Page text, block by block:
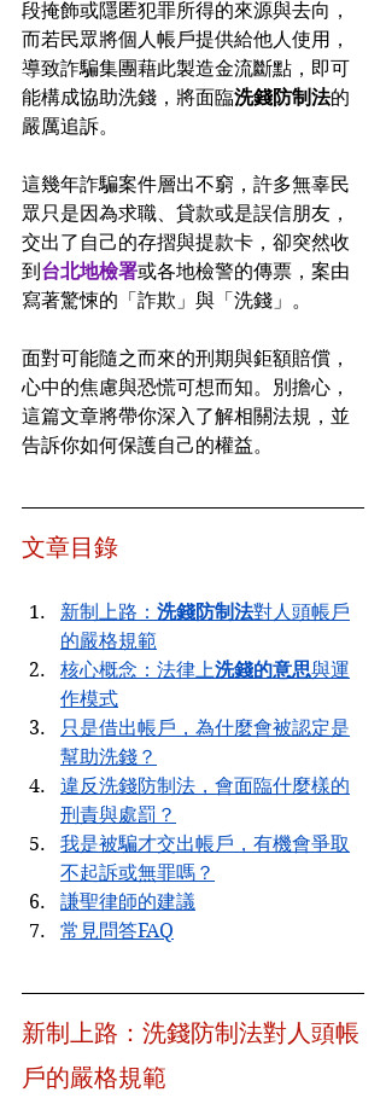
段掩飾或隱匿犯罪所得的來源與去向，
而若民眾將個人帳戶提供給他人使用，
導致詐騙集團藉此製造金流斷點，即可
能構成協助洗錢，將面臨洗錢防制法的
嚴厲追訴。
這幾年詐騙案件層出不窮，許多無辜民
眾只是因為求職、貸款或是誤信朋友，
交出了自己的存摺與提款卡，卻突然收
到台北地檢署或各地檢警的傳票，案由
寫著驚悚的「詐欺」與「洗錢」。
面對可能隨之而來的刑期與鉅額賠償，
心中的焦慮與恐慌可想而知。別擔心，
這篇文章將帶你深入了解相關法規，並
告訴你如何保護自己的權益。
文章目錄
新制上路： 洗錢防制法對人頭帳戶
的嚴格規範
核心概念：法律上洗錢的意思與運
作模式
只是借出帳戶，為什麼會被認定是
幫助洗錢？
違反洗錢防制法，會面臨什麼樣的
刑責與處罰？
我是被騙才交出帳戶，有機會爭取
不起訴或無罪嗎？
謙聖律師的建議
常見問答FAQ
新制上路：洗錢防制法對人頭帳
戶的嚴格規範